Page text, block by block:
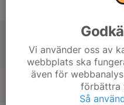
11:00
Match mot
Pojkar 10 år -13
Björknäsvallen
Vi använder oss av
webbplats ska
även för
förbättra
Så